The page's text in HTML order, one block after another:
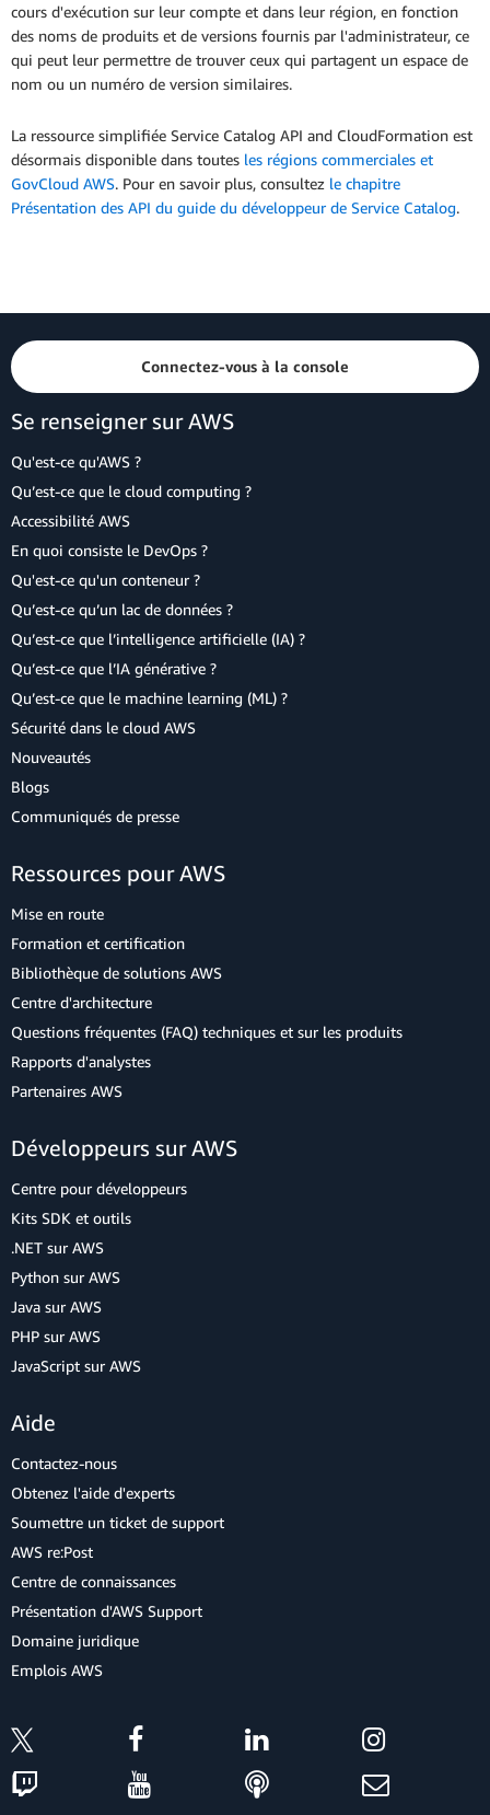
cours d'exécution sur leur compte et dans leur région, en fonction
des noms de produits et de versions fournis par l'administrateur, ce
qui peut leur permettre de trouver ceux qui partagent un espace de
nom ou un numéro de version similaires.
La ressource simplifiée Service Catalog API and CloudFormation est
désormais disponible dans toutes les régions commerciales et
GovCloud AWS. Pour en savoir plus, consultez le chapitre
Présentation des API du guide du développeur de Service Catalog.
Connectez-vous à la console
Se renseigner sur AWS
Qu'est-ce qu'AWS ?
Qu’est-ce que le cloud computing ?
Accessibilité AWS
En quoi consiste le DevOps ?
Qu'est-ce qu'un conteneur ?
Qu’est-ce qu’un lac de données ?
Qu’est-ce que l’intelligence artificielle (IA) ?
Qu’est-ce que l’IA générative ?
Qu’est-ce que le machine learning (ML) ?
Sécurité dans le cloud AWS
Nouveautés
Blogs
Communiqués de presse
Ressources pour AWS
Mise en route
Formation et certification
Bibliothèque de solutions AWS
Centre d'architecture
Questions fréquentes (FAQ) techniques et sur les produits
Rapports d'analystes
Partenaires AWS
Développeurs sur AWS
Centre pour développeurs
Kits SDK et outils
.NET sur AWS
Python sur AWS
Java sur AWS
PHP sur AWS
JavaScript sur AWS
Aide
Contactez-nous
Obtenez l'aide d'experts
Soumettre un ticket de support
AWS re:Post
Centre de connaissances
Présentation d'AWS Support
Domaine juridique
Emplois AWS